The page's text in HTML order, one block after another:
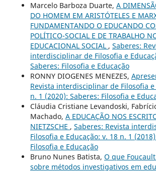
Marcelo Barboza Duarte, A
DO HOMEM EM ARISTÓTELES E
FUNDAMENTANDO O EDUCANDO
POLÍTICO-SOCIAL E DE TRABALHO
EDUCACIONAL SOCIAL , Saberes:
interdisciplinar de Filosofia e
Saberes: Filosofia e Educação
RONNY DIOGENES MENEZES,
Revista interdisciplinar de Filosofia e
n. 1 (2020): Saberes: Filosofia e
Cláudia Cristiane Levandoski,
Machado, A EDUCAÇÃO NOS
NIETZSCHE , Saberes: Revista
Filosofia e Educação: v. 18 n. 1
Filosofia e Educação
Bruno Nunes Batista, O que
sobre métodos investigativos em